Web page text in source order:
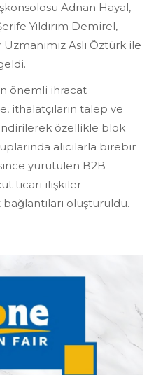
Adnan Hayal,
Yıldırım Demirel,
Aslı Öztürk ile
önemli ihracat
ithalatçıların talep ve
özellikle blok
alıcılarla birebir
yürütülen B2B
ticari ilişkiler
oluşturuldu.